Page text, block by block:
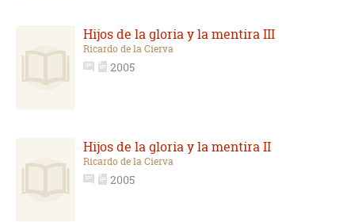
Hijos de la gloria y la mentira III
Ricardo de la Cierva
2005
Hijos de la gloria y la mentira II
Ricardo de la Cierva
2005